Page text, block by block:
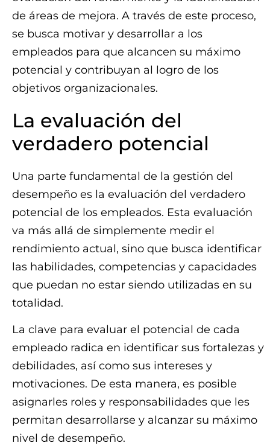
de áreas de mejora. A través de este proceso,
se busca motivar y desarrollar a los
empleados para que alcancen su máximo
potencial y contribuyan al logro de los
objetivos organizacionales.
La evaluación del
verdadero potencial
Una parte fundamental de la gestión del
desempeño es la evaluación del verdadero
potencial de los empleados. Esta evaluación
va más allá de simplemente medir el
rendimiento actual, sino que busca identificar
las habilidades, competencias y capacidades
que puedan no estar siendo utilizadas en su
totalidad.
La clave para evaluar el potencial de cada
empleado radica en identificar sus fortalezas y
debilidades, así como sus intereses y
motivaciones. De esta manera, es posible
asignarles roles y responsabilidades que les
permitan desarrollarse y alcanzar su máximo
nivel de desempeño.